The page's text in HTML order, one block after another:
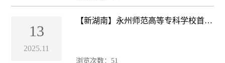
13
2025.11
【新湖南】永州师范高等专科学校首届
浏览次数：51